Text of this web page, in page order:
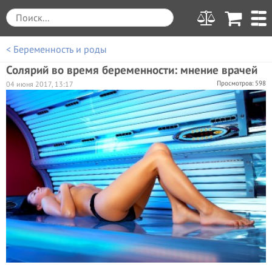
< Беременность и роды
Солярий во время беременности: мнение врачей
Просмотров: 598
04 июня 2017, 13:17